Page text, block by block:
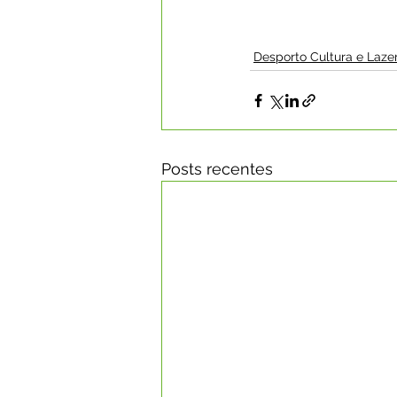
Desporto Cultura e
Posts recentes